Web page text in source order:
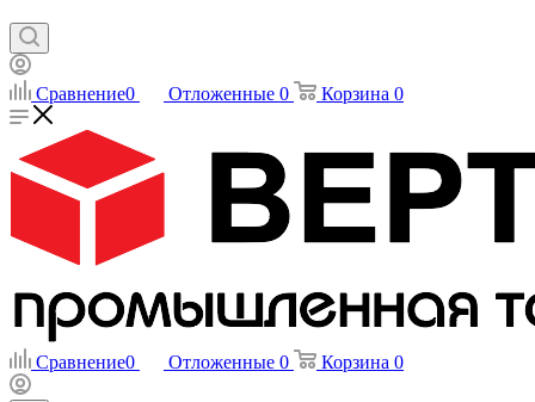
Сравнение0 Отложенные 0 Корзина 0
Сравнение0 Отложенные 0 Корзина 0